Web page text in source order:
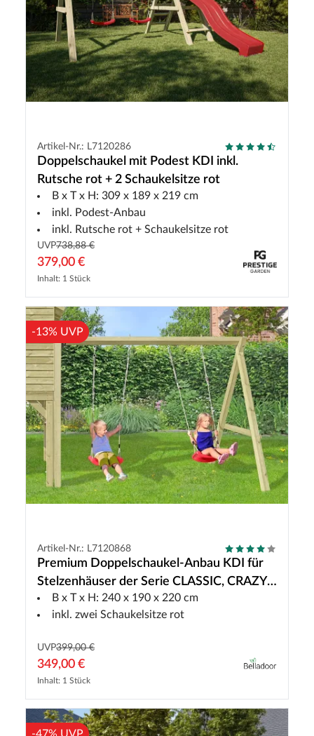
Artikel-Nr.: L7120286
Doppelschaukel mit Podest KDI inkl.
Rutsche rot + 2 Schaukelsitze rot
B x T x H: 309 x 189 x 219 cm
inkl. Podest-Anbau
inkl. Rutsche rot + Schaukelsitze rot
UVP738,88 €
379,00 €
Inhalt: 1 Stück
-13% UVP
Artikel-Nr.: L7120868
Premium Doppelschaukel-Anbau KDI für
Stelzenhäuser der Serie CLASSIC, CRAZY,
SMART + SMART PLUS
B x T x H: 240 x 190 x 220 cm
inkl. zwei Schaukelsitze rot
UVP399,00 €
349,00 €
Inhalt: 1 Stück
-47% UVP